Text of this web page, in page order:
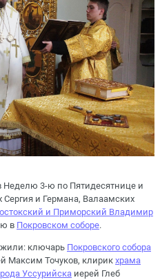
Неделю 3-ю по Пятидесятнице и
и Германа, Валаамских
и Приморский Владимир
в Покровском соборе.
ключарь Покровского собора
Максим Точуков, клирик храма
Уссурийска иерей Глеб